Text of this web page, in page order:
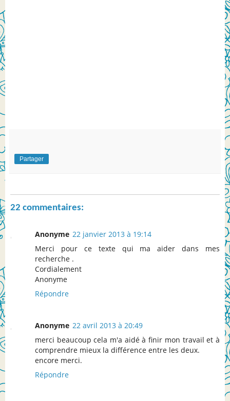
Partager
22 commentaires:
Anonyme 22 janvier 2013 à 19:14
Merci pour ce texte qui ma aider dans mes
recherche .
Cordialement
Anonyme
Répondre
Anonyme 22 avril 2013 à 20:49
merci beaucoup cela m'a aidé à finir mon travail et à
comprendre mieux la différence entre les deux.
encore merci.
Répondre